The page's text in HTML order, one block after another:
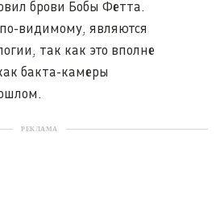
брови Бобы Фетта.
видимому, являются
так как это вполне
бакта-камеры
РЕКЛАМА